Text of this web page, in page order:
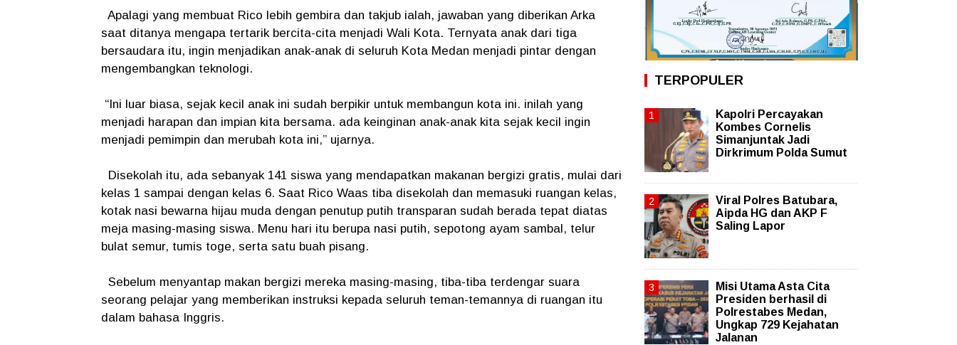
Apalagi yang membuat Rico lebih gembira dan takjub ialah, jawaban yang diberikan Arka
saat ditanya mengapa tertarik bercita-cita menjadi Wali Kota. Ternyata anak dari tiga
bersaudara itu, ingin menjadikan anak-anak di seluruh Kota Medan menjadi pintar dengan
mengembangkan teknologi.
“Ini luar biasa, sejak kecil anak ini sudah berpikir untuk membangun kota ini. inilah yang
menjadi harapan dan impian kita bersama. ada keinginan anak-anak kita sejak kecil ingin
menjadi pemimpin dan merubah kota ini,” ujarnya.
Disekolah itu, ada sebanyak 141 siswa yang mendapatkan makanan bergizi gratis, mulai dari
kelas 1 sampai dengan kelas 6. Saat Rico Waas tiba disekolah dan memasuki ruangan kelas,
kotak nasi bewarna hijau muda dengan penutup putih transparan sudah berada tepat diatas
meja masing-masing siswa. Menu hari itu berupa nasi putih, sepotong ayam sambal, telur
bulat semur, tumis toge, serta satu buah pisang.
Sebelum menyantap makan bergizi mereka masing-masing, tiba-tiba terdengar suara
seorang pelajar yang memberikan instruksi kepada seluruh teman-temannya di ruangan itu
dalam bahasa Inggris.
TERPOPULER
Kapolri Percayakan
Kombes Cornelis
Simanjuntak Jadi
Dirkrimum Polda Sumut
Viral Polres Batubara,
Aipda HG dan AKP F
Saling Lapor
Misi Utama Asta Cita
Presiden berhasil di
Polrestabes Medan,
Ungkap 729 Kejahatan
Jalanan